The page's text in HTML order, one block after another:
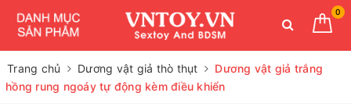
0
Trang chủ Dương vật giả thò thụt
Dương vật giả trắng
hồng rung ngoáy tự động kèm điều khiển